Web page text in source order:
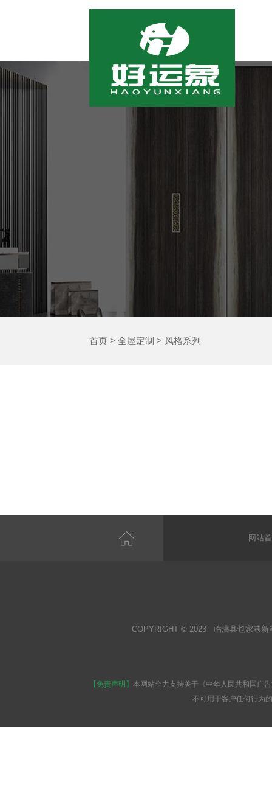
首页> 全屋定制 > 风格系列
网站
COPYRIGHT © 2023 临洮县乜家巷
【免责声明】 本网站全力支持关于《中华人民共和国广
不可用于客户任何行为